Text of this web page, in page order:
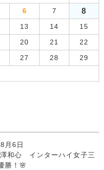
6 7 8
13 14 15
20 21 22
27 28 29
月6日
和心 インターハイ女子三
勝！🌸